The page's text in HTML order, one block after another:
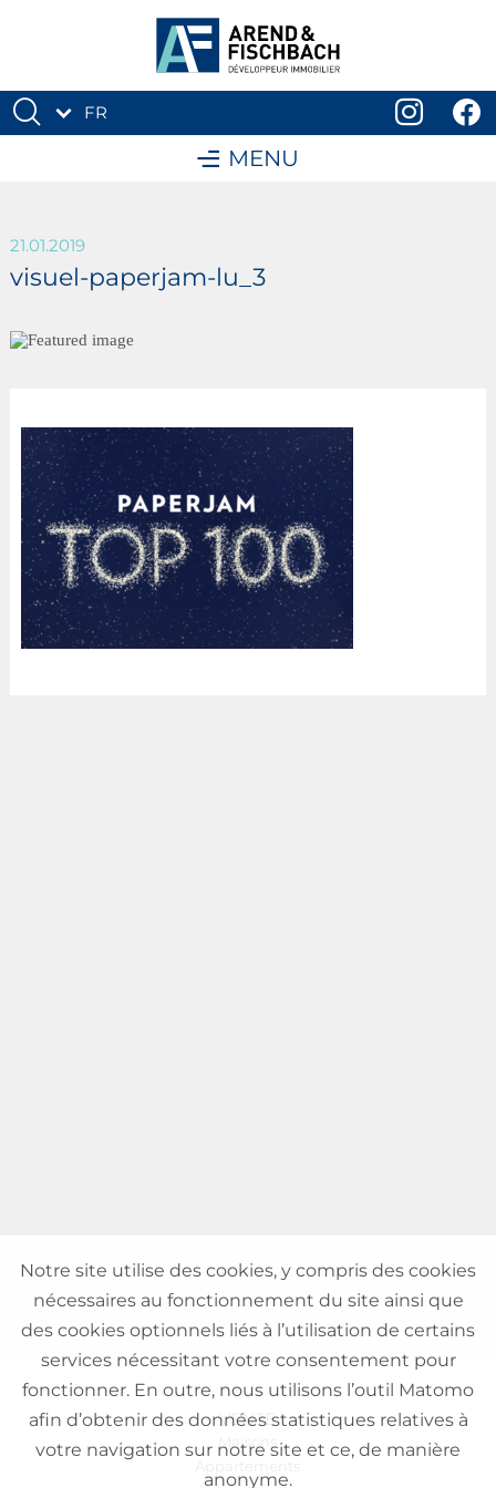
FR
MENU
21.01.2019
visuel-paperjam-lu_3
VENTE
Maisons
Appartements
Notre site utilise des cookies, y compris des cookies
nécessaires au fonctionnement du site ainsi que
des cookies optionnels liés à l’utilisation de certains
services nécessitant votre consentement pour
fonctionner. En outre, nous utilisons l’outil Matomo
afin d’obtenir des données statistiques relatives à
votre navigation sur notre site et ce, de manière
anonyme.